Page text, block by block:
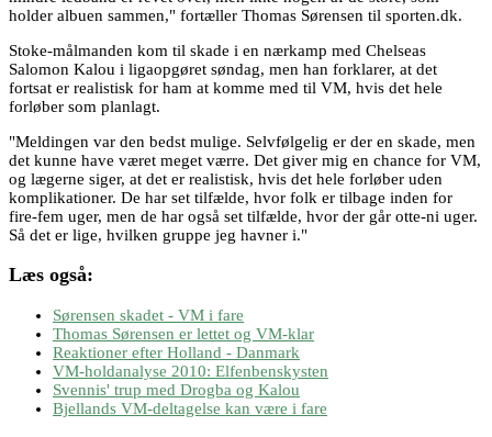
holder albuen sammen," fortæller Thomas Sørensen til sporten.dk.
Stoke-målmanden kom til skade i en nærkamp med Chelseas
Salomon Kalou i ligaopgøret søndag, men han forklarer, at det
fortsat er realistisk for ham at komme med til VM, hvis det hele
forløber som planlagt.
"Meldingen var den bedst mulige. Selvfølgelig er der en skade, men
det kunne have været meget værre. Det giver mig en chance for VM,
og lægerne siger, at det er realistisk, hvis det hele forløber uden
komplikationer. De har set tilfælde, hvor folk er tilbage inden for
fire-fem uger, men de har også set tilfælde, hvor der går otte-ni uger.
Så det er lige, hvilken gruppe jeg havner i."
Læs også:
Sørensen skadet - VM i fare
Thomas Sørensen er lettet og VM-klar
Reaktioner efter Holland - Danmark
VM-holdanalyse 2010: Elfenbenskysten
Svennis' trup med Drogba og Kalou
Bjellands VM-deltagelse kan være i fare